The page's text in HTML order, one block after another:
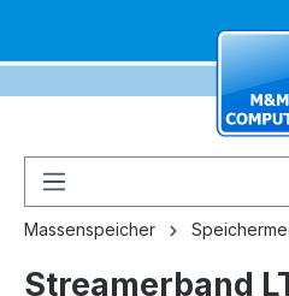
Massenspeicher
Streamerband